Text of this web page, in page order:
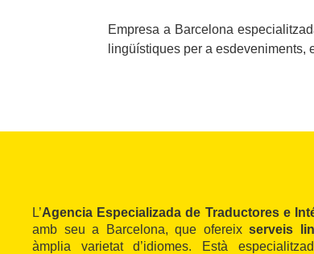
Empresa a Barcelona
lingüístiques per a esdeveniments,
L’Agencia Especializada de Traductores e
amb seu a Barcelona, que ofereixserveis
àmplia varietat d’idiomes. Està